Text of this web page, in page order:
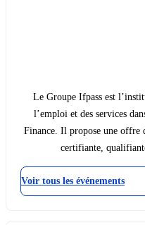
Le Groupe Ifpass est
l’emploi et des services
Finance. Il propose une
certifiante,
Voir tous les événements